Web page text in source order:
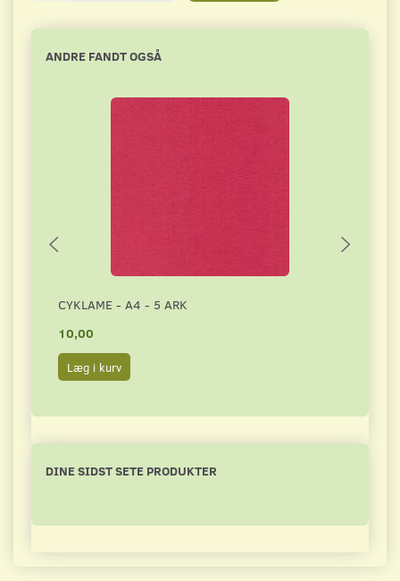
ANDRE FANDT OGSÅ
CYKLAME - A4 - 5 ARK
10,00
Læg i kurv
DINE SIDST SETE PRODUKTER